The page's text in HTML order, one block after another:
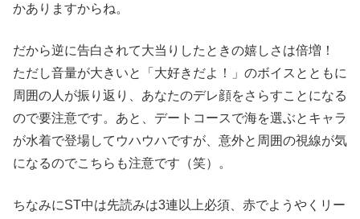
かありますからね。
だから逆に告白されて大当りしたときの嬉しさは倍増！
ただし音量が大きいと「大好きだよ！」のボイスとともに
周囲の人が振り返り、あなたのデレ顔をさらすことになる
ので要注意です。あと、デートコースで海を選ぶとキャラ
が水着で登場してウハウハですが、意外と周囲の視線が気
になるのでこちらも注意です（笑）。
ちなみにST中は先読みは3連以上必須、赤でようやくリー